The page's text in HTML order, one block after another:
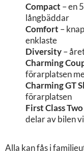
Compact – en
långbäddar
Comfort –
enklaste
Diversity–
Charming
förarplatsen
Charming GT
förarplatsen
First Class
delar av bilen
Alla kan fås i